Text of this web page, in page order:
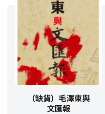
（缺貨）毛澤東與
文匯報